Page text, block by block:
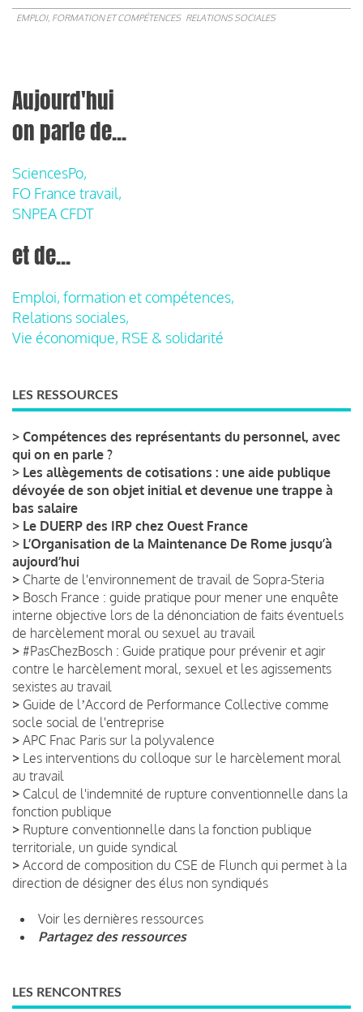
EMPLOI, FORMATION ET COMPÉTENCES RELATIONS SOCIALES
Aujourd'hui
on parle de...
SciencesPo,
FO France travail,
SNPEA CFDT
et de...
Emploi, formation et compétences,
Relations sociales,
Vie économique, RSE & solidarité
LES RESSOURCES
> Compétences des représentants du personnel, avec
qui on en parle ?
> Les allègements de cotisations : une aide publique
dévoyée de son objet initial et devenue une trappe à
bas salaire
> Le DUERP des IRP chez Ouest France
> L’Organisation de la Maintenance De Rome jusqu’à
aujourd’hui
> Charte de l'environnement de travail de Sopra-Steria
> Bosch France : guide pratique pour mener une enquête
interne objective lors de la dénonciation de faits éventuels
de harcèlement moral ou sexuel au travail
> #PasChezBosch : Guide pratique pour prévenir et agir
contre le harcèlement moral, sexuel et les agissements
sexistes au travail
> Guide de lʼAccord de Performance Collective comme
socle social de l'entreprise
> APC Fnac Paris sur la polyvalence
> Les interventions du colloque sur le harcèlement moral
au travail
> Calcul de l'indemnité de rupture conventionnelle dans la
fonction publique
> Rupture conventionnelle dans la fonction publique
territoriale, un guide syndical
> Accord de composition du CSE de Flunch qui permet à la
direction de désigner des élus non syndiqués
Voir les dernières ressources
Partagez des ressources
LES RENCONTRES